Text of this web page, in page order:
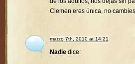
Clemen eres única, no
marzo 7th, 2010 at 14:21
Nadie dice: